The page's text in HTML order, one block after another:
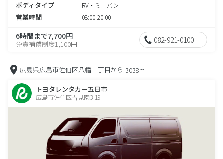
ボディタイプ RV・ミニバン
営業時間 08:00-20:00
6時間まで7,700円
免責補償制度1,100円 082-921-0100
広島県広島市佐伯区八幡二丁目から 3038m
トヨタレンタカー五日市
広島市佐伯区吉見園3-19